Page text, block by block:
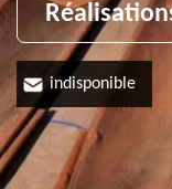
indisponible